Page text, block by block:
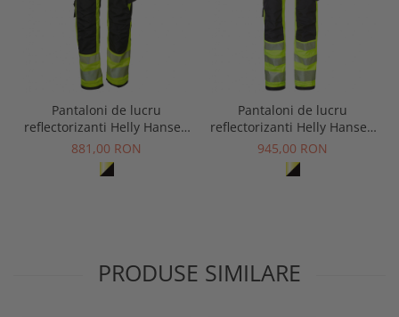
Pantaloni de lucru
reflectorizanti Helly Hansen
ICU Construction CL1
881,00 RON
Pantaloni de lucru
reflectorizanti Helly Hansen
ICU Construction CL2
945,00 RON
PRODUSE SIMILARE